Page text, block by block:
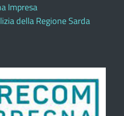
Impresa
della Regione Sarda